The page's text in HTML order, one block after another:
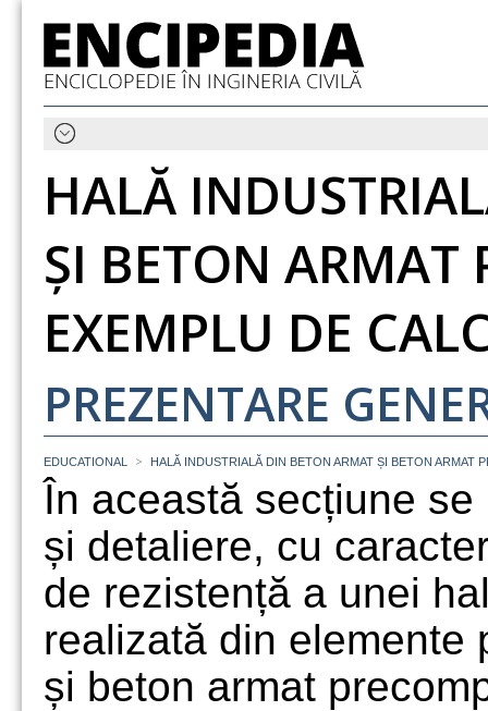
HALĂ
ȘI BETON ARMAT
EXEMPLU DE
PREZENTARE
EDUCATIONAL > HALĂ INDUSTRIALĂ DIN BETON ARMAT ȘI BETON ARMAT
În această secțiune
și detaliere, cu
de rezistență a unei
realizată din elemente
și beton armat